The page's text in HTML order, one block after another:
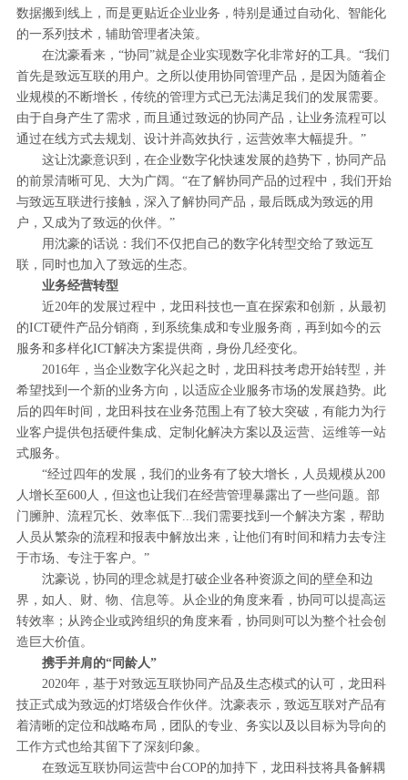
数据搬到线上，而是更贴近企业业务，特别是通过自动化、智能化
的一系列技术，辅助管理者决策。
在沈豪看来，“协同”就是企业实现数字化非常好的工具。“我们
首先是致远互联的用户。之所以使用协同管理产品，是因为随着企
业规模的不断增长，传统的管理方式已无法满足我们的发展需要。
由于自身产生了需求，而且通过致远的协同产品，让业务流程可以
通过在线方式去规划、设计并高效执行，运营效率大幅提升。”
这让沈豪意识到，在企业数字化快速发展的趋势下，协同产品
的前景清晰可见、大为广阔。“在了解协同产品的过程中，我们开始
与致远互联进行接触，深入了解协同产品，最后既成为致远的用
户，又成为了致远的伙伴。”
用沈豪的话说：我们不仅把自己的数字化转型交给了致远互
联，同时也加入了致远的生态。
业务经营转型
近20年的发展过程中，龙田科技也一直在探索和创新，从最初
的ICT硬件产品分销商，到系统集成和专业服务商，再到如今的云
服务和多样化ICT解决方案提供商，身份几经变化。
2016年，当企业数字化兴起之时，龙田科技考虑开始转型，并
希望找到一个新的业务方向，以适应企业服务市场的发展趋势。此
后的四年时间，龙田科技在业务范围上有了较大突破，有能力为行
业客户提供包括硬件集成、定制化解决方案以及运营、运维等一站
式服务。
“经过四年的发展，我们的业务有了较大增长，人员规模从200
人增长至600人，但这也让我们在经营管理暴露出了一些问题。部
门臃肿、流程冗长、效率低下...我们需要找到一个解决方案，帮助
人员从繁杂的流程和报表中解放出来，让他们有时间和精力去专注
于市场、专注于客户。”
沈豪说，协同的理念就是打破企业各种资源之间的壁垒和边
界，如人、财、物、信息等。从企业的角度来看，协同可以提高运
转效率；从跨企业或跨组织的角度来看，协同则可以为整个社会创
造巨大价值。
携手并肩的“同龄人”
2020年，基于对致远互联协同产品及生态模式的认可，龙田科
技正式成为致远的灯塔级合作伙伴。沈豪表示，致远互联对产品有
着清晰的定位和战略布局，团队的专业、务实以及以目标为导向的
工作方式也给其留下了深刻印象。
在致远互联协同运营中台COP的加持下，龙田科技将具备解耦